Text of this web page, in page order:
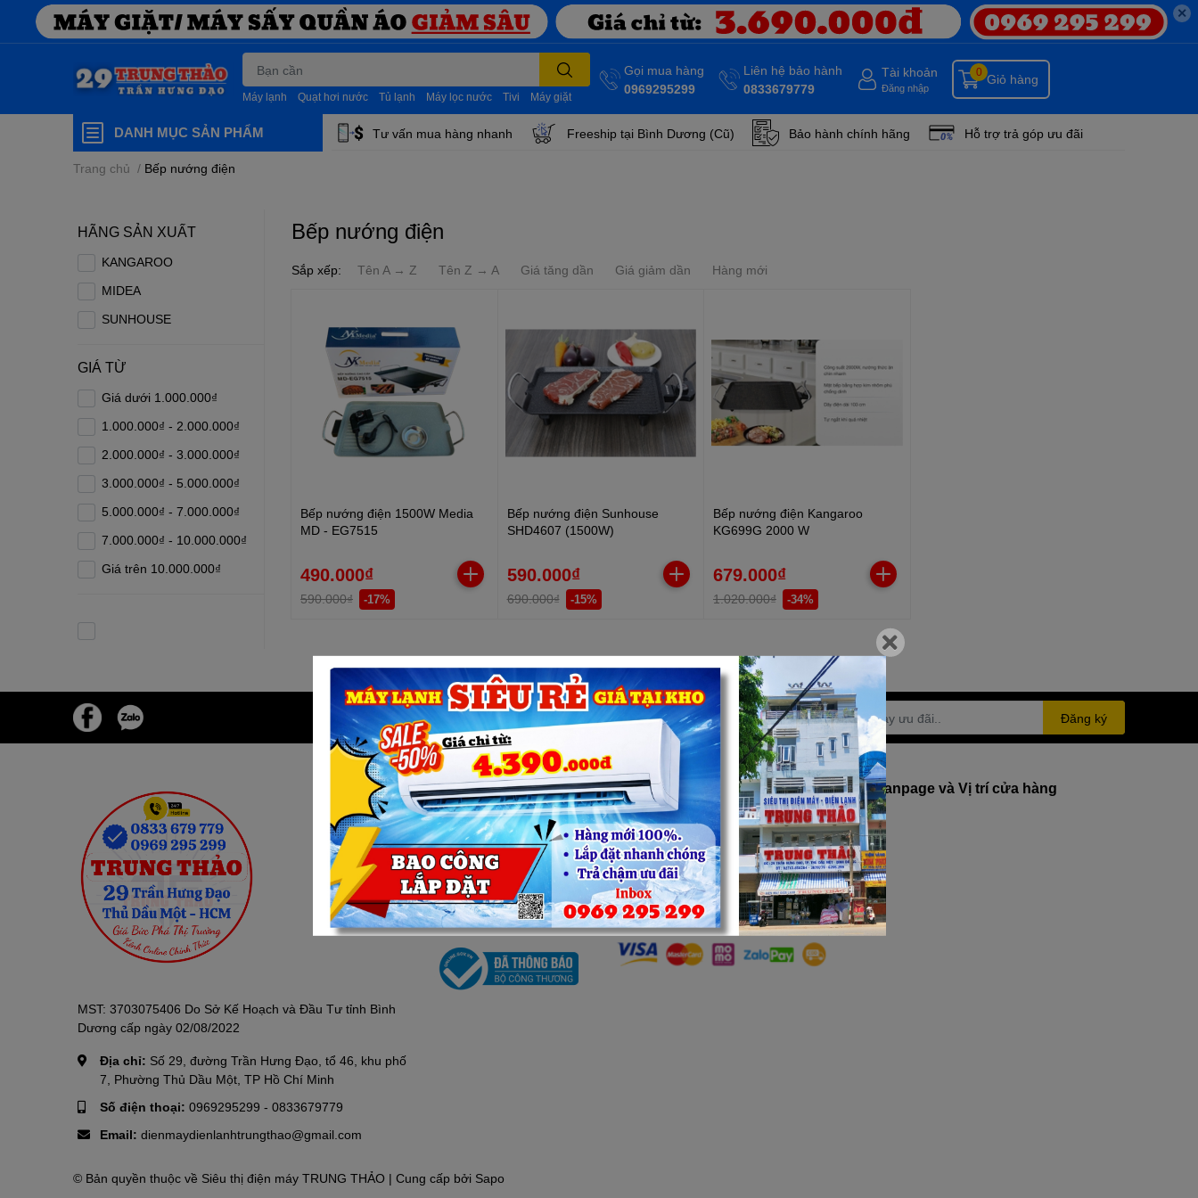
✕
Máy lạnh Quạt hơi nước Tủ lạnh Máy lọc nước Tivi Máy giặt
Gọi mua hàng
0969295299
Liên hệ bảo hành
0833679779
Tài khoản
Đăng nhập
Giỏ hàng
0
DANH MỤC SẢN PHẨM Tư vấn mua hàng nhanh Freeship tại Bình Dương (Cũ) Bảo hành chính hãng Hỗ trợ trả góp ưu đãi
Trang chủ / Bếp nướng điện
HÃNG SẢN XUẤT
KANGAROO
MIDEA
SUNHOUSE
GIÁ TỪ
Giá dưới 1.000.000₫
1.000.000₫ - 2.000.000₫
2.000.000₫ - 3.000.000₫
3.000.000₫ - 5.000.000₫
5.000.000₫ - 7.000.000₫
7.000.000₫ - 10.000.000₫
Giá trên 10.000.000₫
Bếp nướng điện
Sắp xếp: Tên A → Z Tên Z → A Giá tăng dần Giá giảm dần Hàng mới
Bếp nướng điện 1500W Media
MD - EG7515
490.000₫
590.000₫ -17%
Bếp nướng điện Sunhouse
SHD4607 (1500W)
590.000₫
690.000₫ -15%
Bếp nướng điện Kangaroo
KG699G 2000 W
679.000₫
1.020.000₫ -34%
Bạn muốn nhận khuyến mãi đặc biệt?
Đăng ký ngay.
Đăng ký
MST: 3703075406 Do Sở Kế Hoạch và Đầu Tư tỉnh Bình
Dương cấp ngày 02/08/2022
Địa chỉ: Số 29, đường Trần Hưng Đạo, tổ 46, khu phố
7, Phường Thủ Dầu Một, TP Hồ Chí Minh
Số điện thoại: 0969295299 - 0833679779
Email: dienmaydienlanhtrungthao@gmail.com
CHÍNH SÁCH
Chính sách bảo mật
Chính sách vận chuyển
Chính sách đổi trả
Chính sách thanh toán
Chính sách kiểm hàng
HOTLINE HỖ TRỢ
Mua hàng: 0969295299 (7h30-21h)
Bảo hành: 02743858284 (8h-20h30)
Hotline: 0969295299 (7h30-21h)
Hỗ trợ thanh toán
Fanpage và Vị trí cửa hàng
© Bản quyền thuộc về Siêu thị điện máy TRUNG THẢO | Cung cấp bởi Sapo